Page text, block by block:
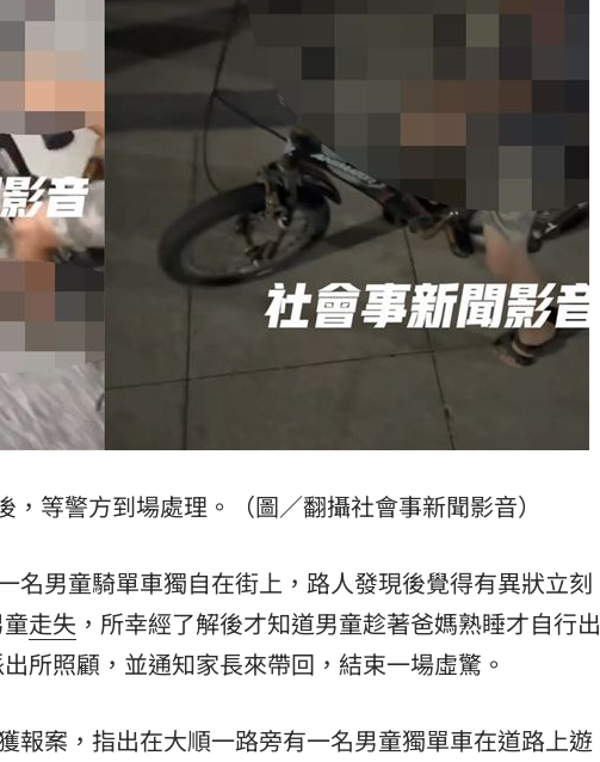
03:10
，等警方到場處理。（圖／翻攝社會事新聞影音）
名男童騎單車獨自在街上，路人發現後覺得有異狀立刻
走失 ，所幸經了解後才知道男童趁著爸媽熟睡才自行出
所照顧，並通知家長來帶回，結束一場虛驚。
報案，指出在大順一路旁有一名男童獨單車在道路上遊